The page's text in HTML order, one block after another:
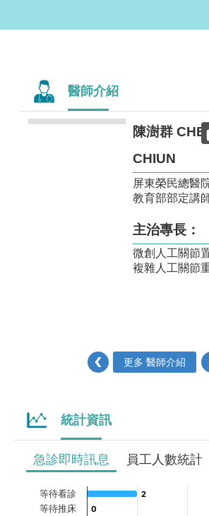
醫師介紹
陳澍群 CHEN,SHU-
屏東榮民總醫院骨科主治醫師
微創人工關節置換手術
複雜人工關節重建手術
‹ 更多 醫師介紹
統計資訊
急診即時訊息 員工人數統計
2
2
0
0
等待看診
等待推床